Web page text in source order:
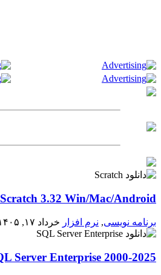
Scratch 3.32 Win/Mac/Android زبان برنامه نویسی تصویری اسکرچ
برنامه نویسی, نرم افزار خرداد ۱۷, ۱۴۰۵
2000-2025 Microsoft SQL Server Enterprise پایگاه داده